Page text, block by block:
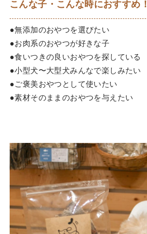
こんな子・こんな時におすすめ！
●無添加のおやつを選びたい
●お肉系のおやつが好きな子
●食いつきの良いおやつを探している
●小型犬〜大型犬みんなで楽しみたい
●ご褒美おやつとして使いたい
●素材そのままのおやつを与えたい